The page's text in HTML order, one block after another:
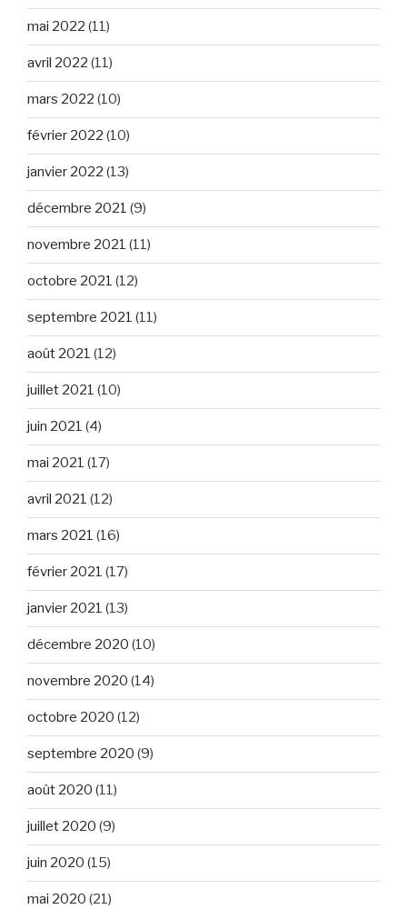
mai 2022 (11)
avril 2022 (11)
mars 2022 (10)
février 2022 (10)
janvier 2022 (13)
décembre 2021 (9)
novembre 2021 (11)
octobre 2021 (12)
septembre 2021 (11)
août 2021 (12)
juillet 2021 (10)
juin 2021 (4)
mai 2021 (17)
avril 2021 (12)
mars 2021 (16)
février 2021 (17)
janvier 2021 (13)
décembre 2020 (10)
novembre 2020 (14)
octobre 2020 (12)
septembre 2020 (9)
août 2020 (11)
juillet 2020 (9)
juin 2020 (15)
mai 2020 (21)